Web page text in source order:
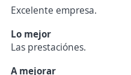
Excelente empresa.
Lo mejor
Las prestaciónes.
A mejorar